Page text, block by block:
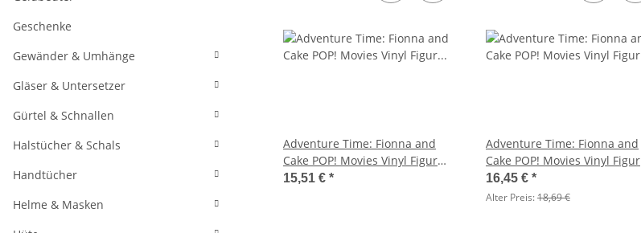
Adventure Time: Fionna and
Cake POP! Movies Vinyl Figur
Cake 9 cm
15,51 € *
Adventure Time: Fionna and
Cake POP! Movies Vinyl Figur
Fionna 9 cm
16,45 € *
Alter Preis:18,69 €
Geschenke
Gewänder & Umhänge
Gläser & Untersetzer
Gürtel & Schnallen
Halstücher & Schals
Handtücher
Helme & Masken